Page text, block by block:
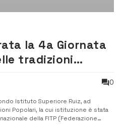
la 4a Giornata
tradizioni
0
Istituto Superiore Ruiz, ad
Popolari, la cui istituzione è stata
della FITP (Federazione
fissata al 26 ottobre...